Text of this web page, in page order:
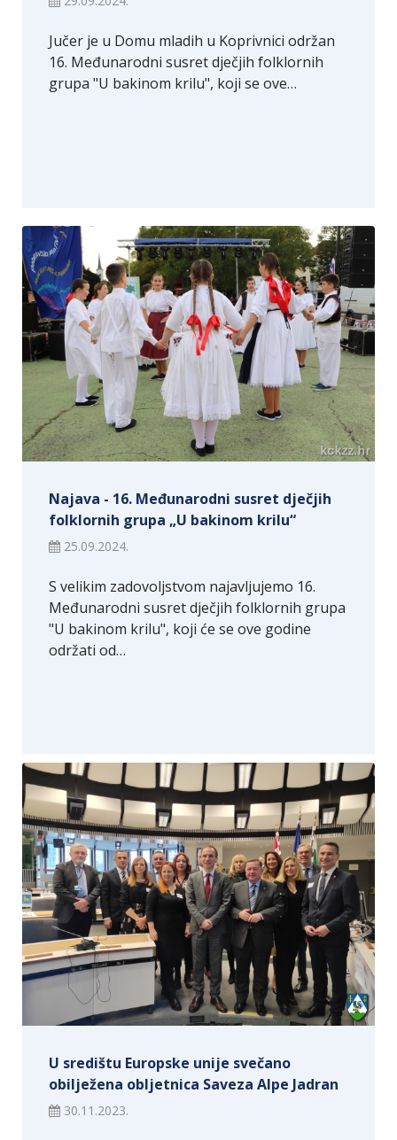
Jučer je u Domu mladih u Koprivnici održan
16. Međunarodni susret dječjih folklornih
grupa "U bakinom krilu", koji se ove…
Najava - 16. Međunarodni susret dječjih
folklornih grupa „U bakinom krilu“
25.09.2024.
S velikim zadovoljstvom najavljujemo 16.
Međunarodni susret dječjih folklornih grupa
"U bakinom krilu", koji će se ove godine
održati od…
U središtu Europske unije svečano
obilježena obljetnica Saveza Alpe Jadran
30.11.2023.